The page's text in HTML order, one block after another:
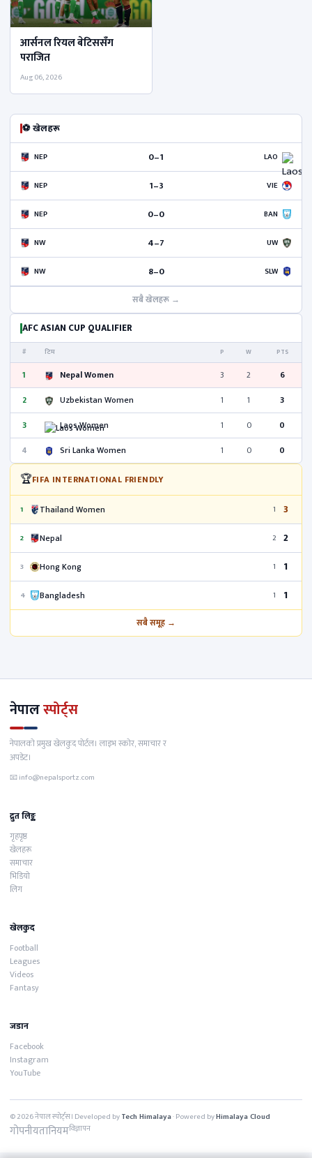
आर्सनल रियल बेटिससँग
पराजित
Aug 06, 2026
⚽ खेलहरू
NEP 0–1 LAO
NEP 1–3 VIE
NEP 0–0 BAN
NW 4–7 UW
NW 8–0 SLW
सबै खेलहरू →
AFC ASIAN CUP QUALIFIER
# टिम P W PTS
1 Nepal Women 3 2
6
2
Uzbekistan Women 1 1
3
3
Laos Women 1 0
0
4
Sri Lanka Women 1 0 0
🏆FIFA INTERNATIONAL FRIENDLY
1 Thailand Women 1 3
2 Nepal 2 2
3 Hong Kong 1 1
4 Bangladesh 1 1
सबै समूह →
नेपालस्पोर्ट्स
नेपालको प्रमुख खेलकुद पोर्टल। लाइभ स्कोर, समाचार र
अपडेट।
📧info@nepalsportz.com
द्रुत लिङ्क
गृहपृष्ठ
खेलहरू
समाचार
भिडियो
लिग
खेलकुद
Football
Leagues
Videos
Fantasy
जडान
Facebook
Instagram
YouTube
© 2026 नेपाल स्पोर्ट्स। Developed byTech Himalaya· Powered byHimalaya Cloud
गोपनीयतानियमविज्ञापन